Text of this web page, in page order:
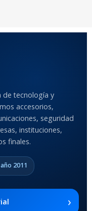
Shock
DE TABLETS
SM-x200 / Samsung
Tab A8 10.5 2021 SM-
de tecnología y
accesorios,
seguridad
instituciones,
finales.
2011
›